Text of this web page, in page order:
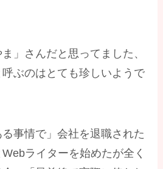
」さんだと思ってました、
呼ぶのはとても珍しいようで
事情で」会社を退職された
ライターを始めたが全く